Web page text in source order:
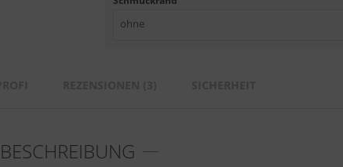
ohne
BESCHREIBUNG